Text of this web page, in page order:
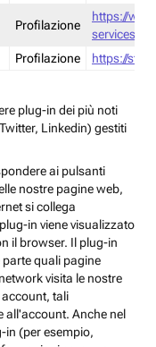
Profilazione
https://
services-
Profilazione https://
plug-in dei più noti
Linkedin) gestiti
ai pulsanti
nostre pagine web,
si collega
in viene visualizzato
il browser. Il plug-in
parte quali pagine
visita le nostre
tali
all'account. Anche nel
in (per esempio,